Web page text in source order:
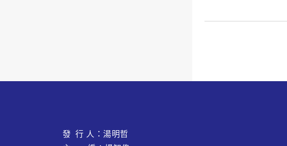
發 行 人：湯明哲